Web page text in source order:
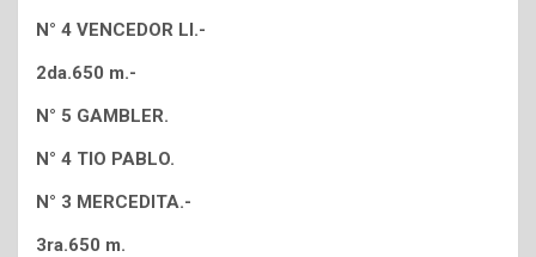
N° 4 VENCEDOR LI.-
2da.650 m.-
N° 5 GAMBLER.
N° 4 TIO PABLO.
N° 3 MERCEDITA.-
3ra.650 m.